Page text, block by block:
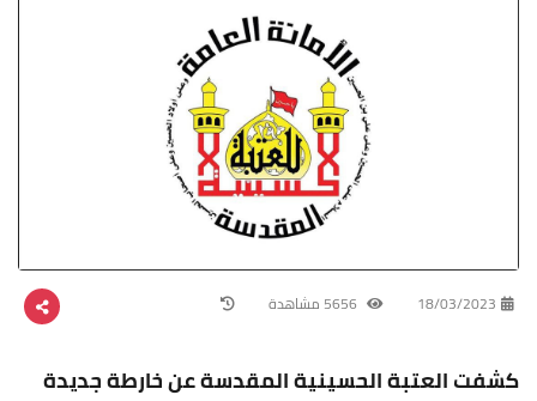
18/03/2023
كشفت العتبة الحسينية المقدسة عن خارطة جديدة